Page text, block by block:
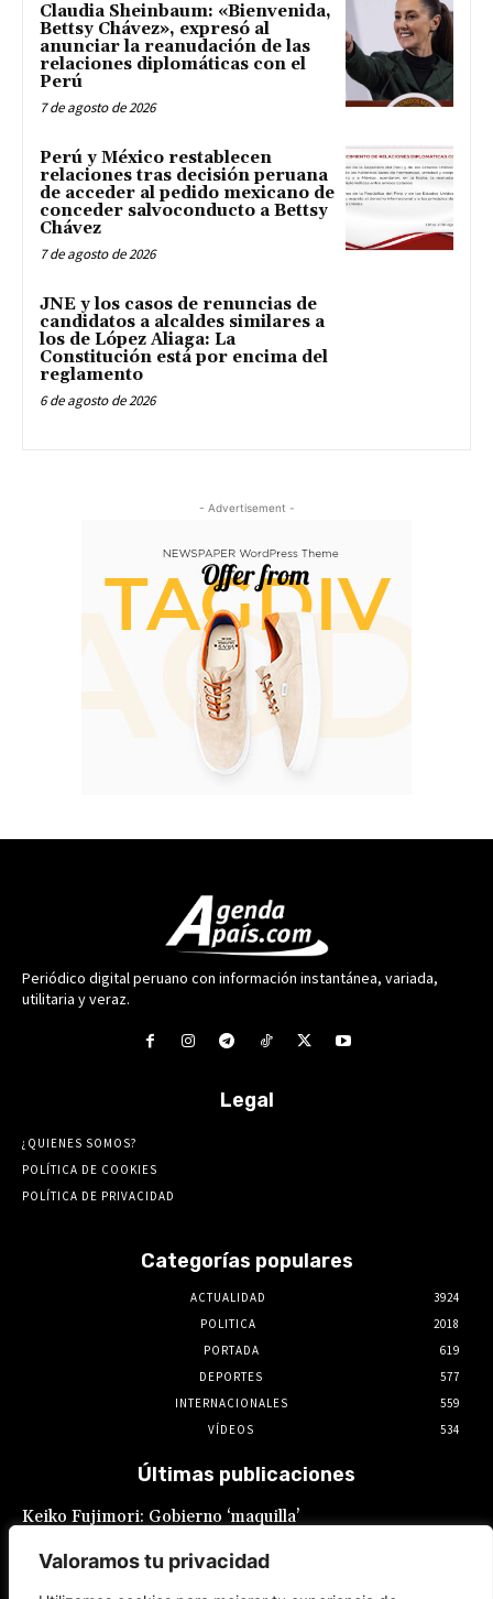
Valoramos tu privacidad
Claudia Sheinbaum: «Bienvenida,
Bettsy Chávez», expresó al
anunciar la reanudación de las
relaciones diplomáticas con el
Perú
7 de agosto de 2026
Perú y México restablecen
relaciones tras decisión peruana
de acceder al pedido mexicano de
conceder salvoconducto a Bettsy
Chávez
7 de agosto de 2026
JNE y los casos de renuncias de
candidatos a alcaldes similares a
los de López Aliaga: La
Constitución está por encima del
reglamento
6 de agosto de 2026
- Advertisement -
Periódico digital peruano con información instantánea, variada,
utilitaria y veraz.
Legal
¿QUIENES SOMOS?
POLÍTICA DE COOKIES
POLÍTICA DE PRIVACIDAD
Categorías populares
ACTUALIDAD
3924
POLITICA
2018
PORTADA
619
DEPORTES
577
INTERNACIONALES
559
VÍDEOS
534
Últimas publicaciones
Keiko Fujimori: Gobierno ‘maquilla’
fragmentado y feriados reacomodados